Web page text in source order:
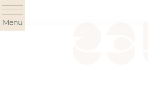
Panneau de gestion des cookies
Menu